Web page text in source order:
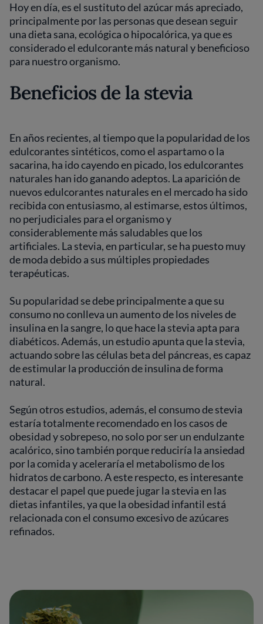
Hoy en día, es el sustituto del azúcar más apreciado,
principalmente por las personas que desean seguir
una dieta sana, ecológica o hipocalórica, ya que es
considerado el edulcorante más natural y beneficioso
para nuestro organismo.
Beneficios de la stevia
En años recientes, al tiempo que la popularidad de los
edulcorantes sintéticos, como el aspartamo o la
sacarina, ha ido cayendo en picado, los edulcorantes
naturales han ido ganando adeptos. La aparición de
nuevos edulcorantes naturales en el mercado ha sido
recibida con entusiasmo, al estimarse, estos últimos,
no perjudiciales para el organismo y
considerablemente más saludables que los
artificiales. La stevia, en particular, se ha puesto muy
de moda debido a sus múltiples propiedades
terapéuticas.
Su popularidad se debe principalmente a que su
consumo no conlleva un aumento de los niveles de
insulina en la sangre, lo que hace la stevia apta para
diabéticos. Además, un estudio apunta que la stevia,
actuando sobre las células beta del páncreas, es capaz
de estimular la producción de insulina de forma
natural.
Según otros estudios, además, el consumo de stevia
estaría totalmente recomendado en los casos de
obesidad y sobrepeso, no solo por ser un endulzante
acalórico, sino también porque reduciría la ansiedad
por la comida y aceleraría el metabolismo de los
hidratos de carbono. A este respecto, es interesante
destacar el papel que puede jugar la stevia en las
dietas infantiles, ya que la obesidad infantil está
relacionada con el consumo excesivo de azúcares
refinados.